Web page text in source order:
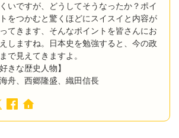
いですが、どうしてそうなったか？ポイ
をつかむと驚くほどにスイスイと内容が
てきます、そんなポイントを皆さんにお
しますね。日本史を勉強すると、今の政
で見えてきますよ。
好きな歴史人物】
舟、西郷隆盛、織田信長